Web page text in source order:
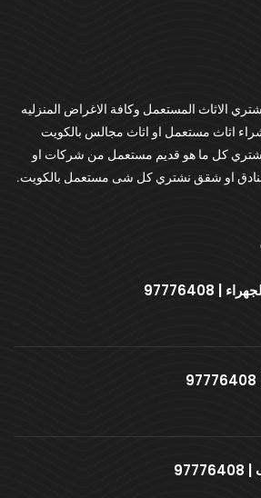
الاثاث المستعمل وكافة الاغراض المنزليه
اثاث مستعمل او اثاث مجالس بالكويت
كل ما هو قديم مستعمل من شركات او
او شقق نشتري كل شى مستعمل بالكويت.